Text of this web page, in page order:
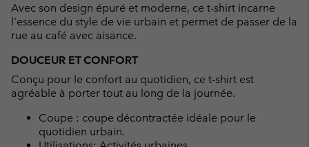
Avec son design épuré et moderne, ce t-shirt incarne
l'essence du style de vie urbain et permet de passer de la
rue au café avec aisance.
DOUCEUR ET CONFORT
Conçu pour le confort au quotidien, ce t-shirt est
agréable à porter tout au long de la journée.
Coupe : coupe décontractée idéale pour le
quotidien urbain.